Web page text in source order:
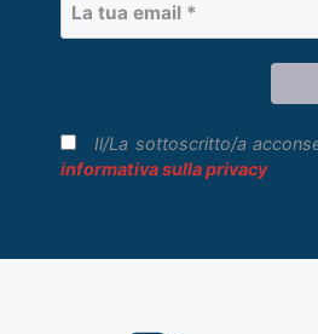
Il/La sottoscritto/a
informativa sulla privacy